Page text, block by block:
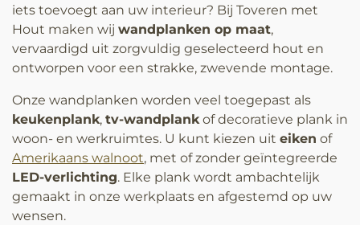
iets toevoegt aan uw interieur? Bij Toveren met
Hout maken wij wandplanken op maat,
vervaardigd uit zorgvuldig geselecteerd hout en
ontworpen voor een strakke, zwevende montage.
Onze wandplanken worden veel toegepast als
keukenplank, tv-wandplankof decoratieve plank in
woon- en werkruimtes. U kunt kiezen uit eiken of
Amerikaans walnoot, met of zonder geïntegreerde
LED-verlichting. Elke plank wordt ambachtelijk
gemaakt in onze werkplaats en afgestemd op uw
wensen.